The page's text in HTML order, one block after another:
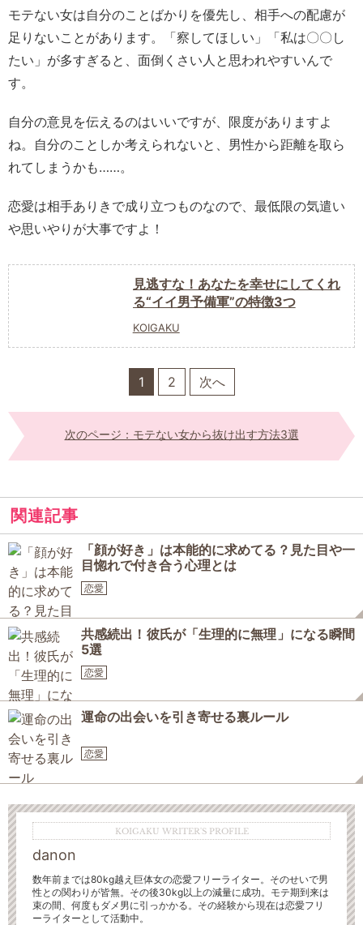
モテない女は自分のことばかりを優先し、相手への配慮が
足りないことがあります。「察してほしい」「私は〇〇し
たい」が多すぎると、面倒くさい人と思われやすいんで
す。
自分の意見を伝えるのはいいですが、限度がありますよ
ね。自分のことしか考えられないと、男性から距離を取ら
れてしまうかも……。
恋愛は相手ありきで成り立つものなので、最低限の気遣い
や思いやりが大事ですよ！
見逃すな！あなたを幸せにしてくれ
る“イイ男予備軍”の特徴3つ
KOIGAKU
1 2 次へ
次のページ：モテない女から抜け出す方法3選
関連記事
「顔が好き」は本能的に求めてる？見た目や一
目惚れで付き合う心理とは
恋愛
共感続出！彼氏が「生理的に無理」になる瞬間
5選
恋愛
運命の出会いを引き寄せる裏ルール
恋愛
KOIGAKU WRITER'S PROFILE
danon
数年前までは80kg越え巨体女の恋愛フリーライター。そのせいで男
性との関わりが皆無。 その後30kg以上の減量に成功。モテ期到来は
束の間、何度もダメ男に引っかかる。その経験から現在は恋愛フリ
ーライターとして活動中。